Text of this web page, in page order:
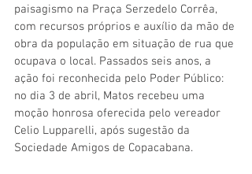
paisagismo na Praça Serzedelo Corrêa,
com recursos próprios e auxílio da mão de
obra da população em situação de rua que
ocupava o local. Passados seis anos, a
ação foi reconhecida pelo Poder Público:
no dia 3 de abril, Matos recebeu uma
moção honrosa oferecida pelo vereador
Celio Lupparelli, após sugestão da
Sociedade Amigos de Copacabana.